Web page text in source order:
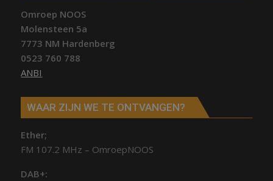
Omroep NOOS
Molensteen 5a
7773 NM Hardenberg
0523 760 788
ANBI
WAAR ZIJN WE TE ONTVANGEN?
Ether;
FM 107.2 MHz – OmroepNOOS
DAB+: